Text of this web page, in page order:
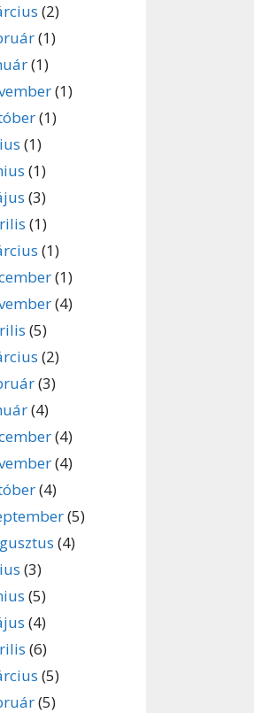
(2)
(1)
(1)
(1)
(1)
(1)
(1)
(3)
(1)
(1)
(1)
(4)
(5)
(2)
(3)
(4)
(4)
(4)
(4)
(5)
(4)
(3)
(5)
(4)
(6)
(5)
(5)